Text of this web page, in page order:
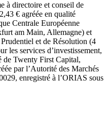
à directoire et conseil de
€ agréée en qualité
Centrale Européenne
am Main, Allemagne) et
et de Résolution (4
les services d’investissement,
de Twenty First Capital,
par l’Autorité des Marchés
enregistré à l’ORIAS sous